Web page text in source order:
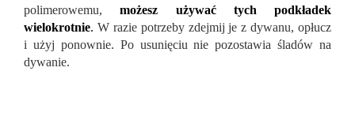
polimerowemu,
możesz używać tych podkładek
wielokrotnie. W razie potrzeby zdejmij je z dywanu, opłucz
i użyj ponownie. Po usunięciu nie pozostawia śladów na
dywanie.